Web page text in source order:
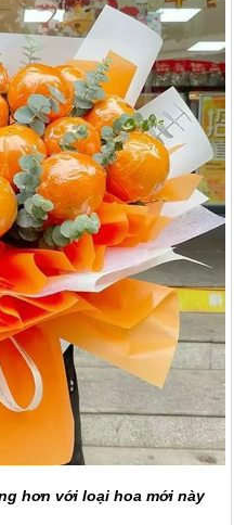
hơn với loại hoa mới này